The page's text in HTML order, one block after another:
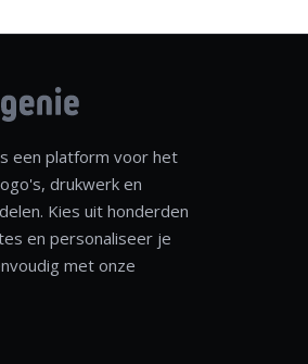
een platform voor het
drukwerk en
Kies uit honderden
en personaliseer je
met onze